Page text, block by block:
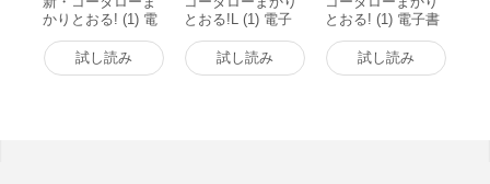
かりとおる! (1) 電
子書籍版
試し読み
とおる!L (1) 電子
書籍版
試し読み
とおる! (1) 電子書
籍版
試し読み